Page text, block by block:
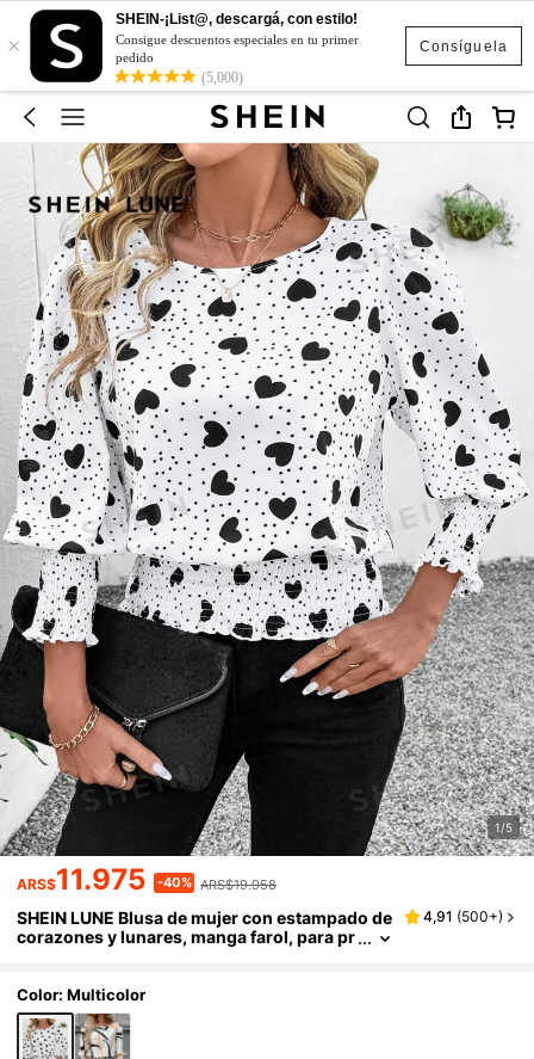
Consíguela
×
SHEIN-¡List@, descargá, con estilo!
Consigue descuentos especiales en tu primer
pedido
(5,000)
1/5
ARS$11.975 -40% ARS$19.958
SHEIN LUNE Blusa de mujer con estampado de
corazones y lunares, manga farol, para pr
4,91 (500+)
Color: Multicolor